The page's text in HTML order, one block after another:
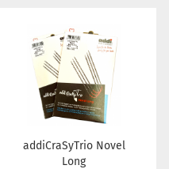
addiCraSyTrio Novel
Long